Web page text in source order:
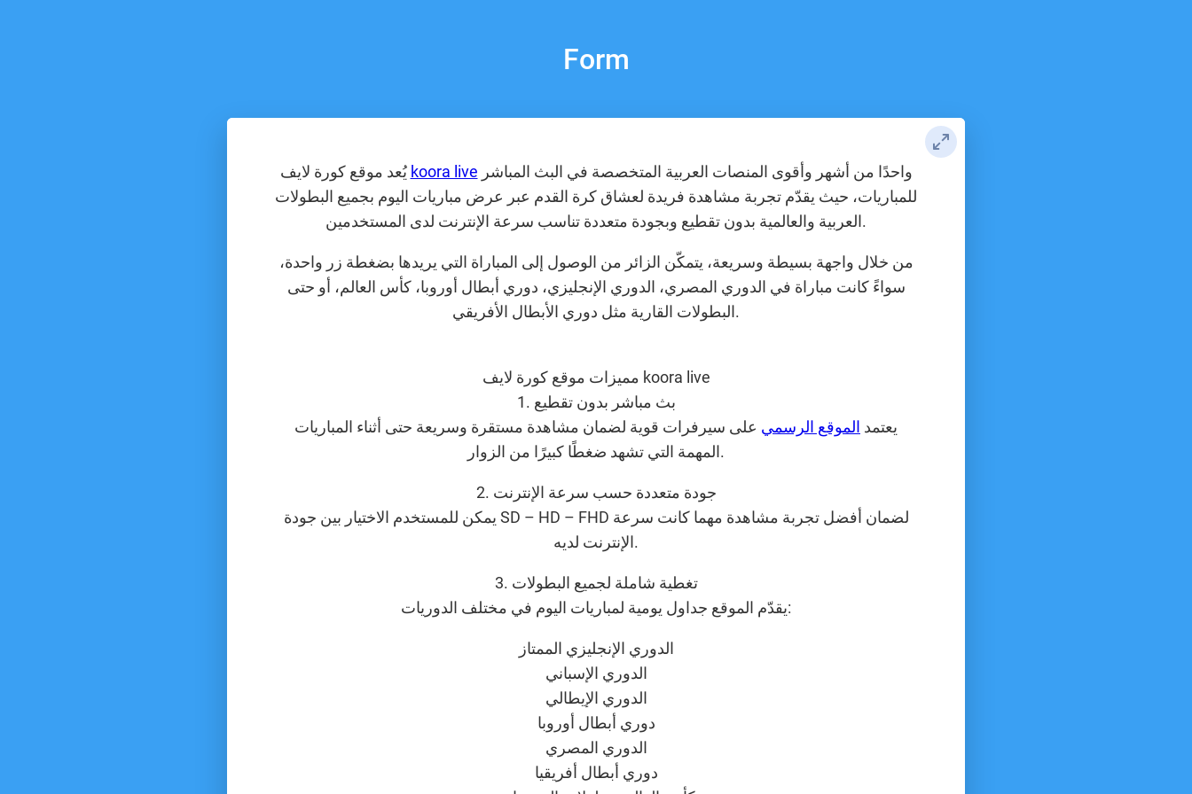
Form
يُعد موقع كورة لايف koora live
للمباريات، حيث يقدّم تجربة مشاهدة فريدة لعشاق كرة القدم عبر عرض مباريات اليوم بجميع البطولات
العربية والعالمية بدون تقطيع وبجودة متعددة تناسب سرعة الإنترنت لدى المستخدمين.
من خلال واجهة بسيطة وسريعة، يتمكّن الزائر من الوصول إلى المباراة التي يريدها بضغطة زر واحدة،
سواءً كانت مباراة في الدوري المصري، الدوري الإنجليزي، دوري أبطال أوروبا، كأس العالم، أو حتى
البطولات القارية مثل دوري الأبطال الأفريقي.
مميزات موقع كورة لايف koora live
1. بث مباشر بدون تقطيع
يعتمد الموقع الرسمي على سيرفرات قوية لضمان مشاهدة مستقرة وسريعة حتى أثناء المباريات
المهمة التي تشهد ضغطًا كبيرًا من الزوار.
2. جودة متعددة حسب سرعة الإنترنت
يمكن للمستخدم الاختيار بين جودة SD – HD – FHD لضمان أفضل تجربة مشاهدة مهما كانت سرعة
الإنترنت لديه.
3. تغطية شاملة لجميع البطولات
يقدّم الموقع جداول يومية لمباريات اليوم في مختلف الدوريات:
الدوري الإنجليزي الممتاز
الدوري الإسباني
الدوري الإيطالي
دوري أبطال أوروبا
الدوري المصري
دوري أبطال أفريقيا